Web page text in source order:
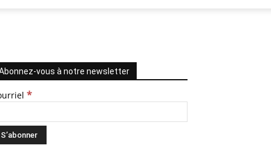
vous à notre newsletter
*